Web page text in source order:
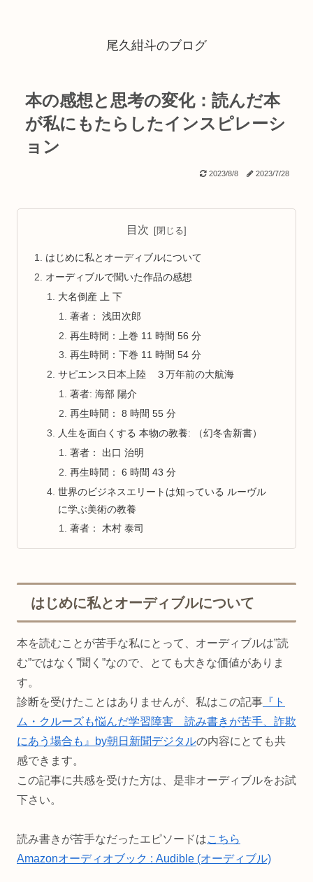
尾久紺斗のブログ
本の感想と思考の変化：読んだ本
が私にもたらしたインスピレーシ
ョン
2023/8/8 2023/7/28
目次
はじめに私とオーディブルについて
オーディブルで聞いた作品の感想
大名倒産 上 下
著者： 浅田次郎
再生時間：上巻 11 時間 56 分
再生時間：下巻 11 時間 54 分
サピエンス日本上陸 ３万年前の大航海
著者: 海部 陽介
再生時間： 8 時間 55 分
人生を面白くする 本物の教養: （幻冬舎新書）
著者： 出口 治明
再生時間： 6 時間 43 分
世界のビジネスエリートは知っている ルーヴル
に学ぶ美術の教養
著者： 木村 泰司
はじめに私とオーディブルについて
本を読むことが苦手な私にとって、オーディブルは”読
む”ではなく”聞く”なので、とても大きな価値がありま
す。
診断を受けたことはありませんが、私はこの記事 『ト
ム・クルーズも悩んだ学習障害 読み書きが苦手、詐欺
にあう場合も』by朝日新聞デジタルの内容にとても共
感できます。
この記事に共感を受けた方は、是非オーディブルをお試
下さい。
読み書きが苦手なだったエピソードはこちら
Amazonオーディオブック : Audible (オーディブル)